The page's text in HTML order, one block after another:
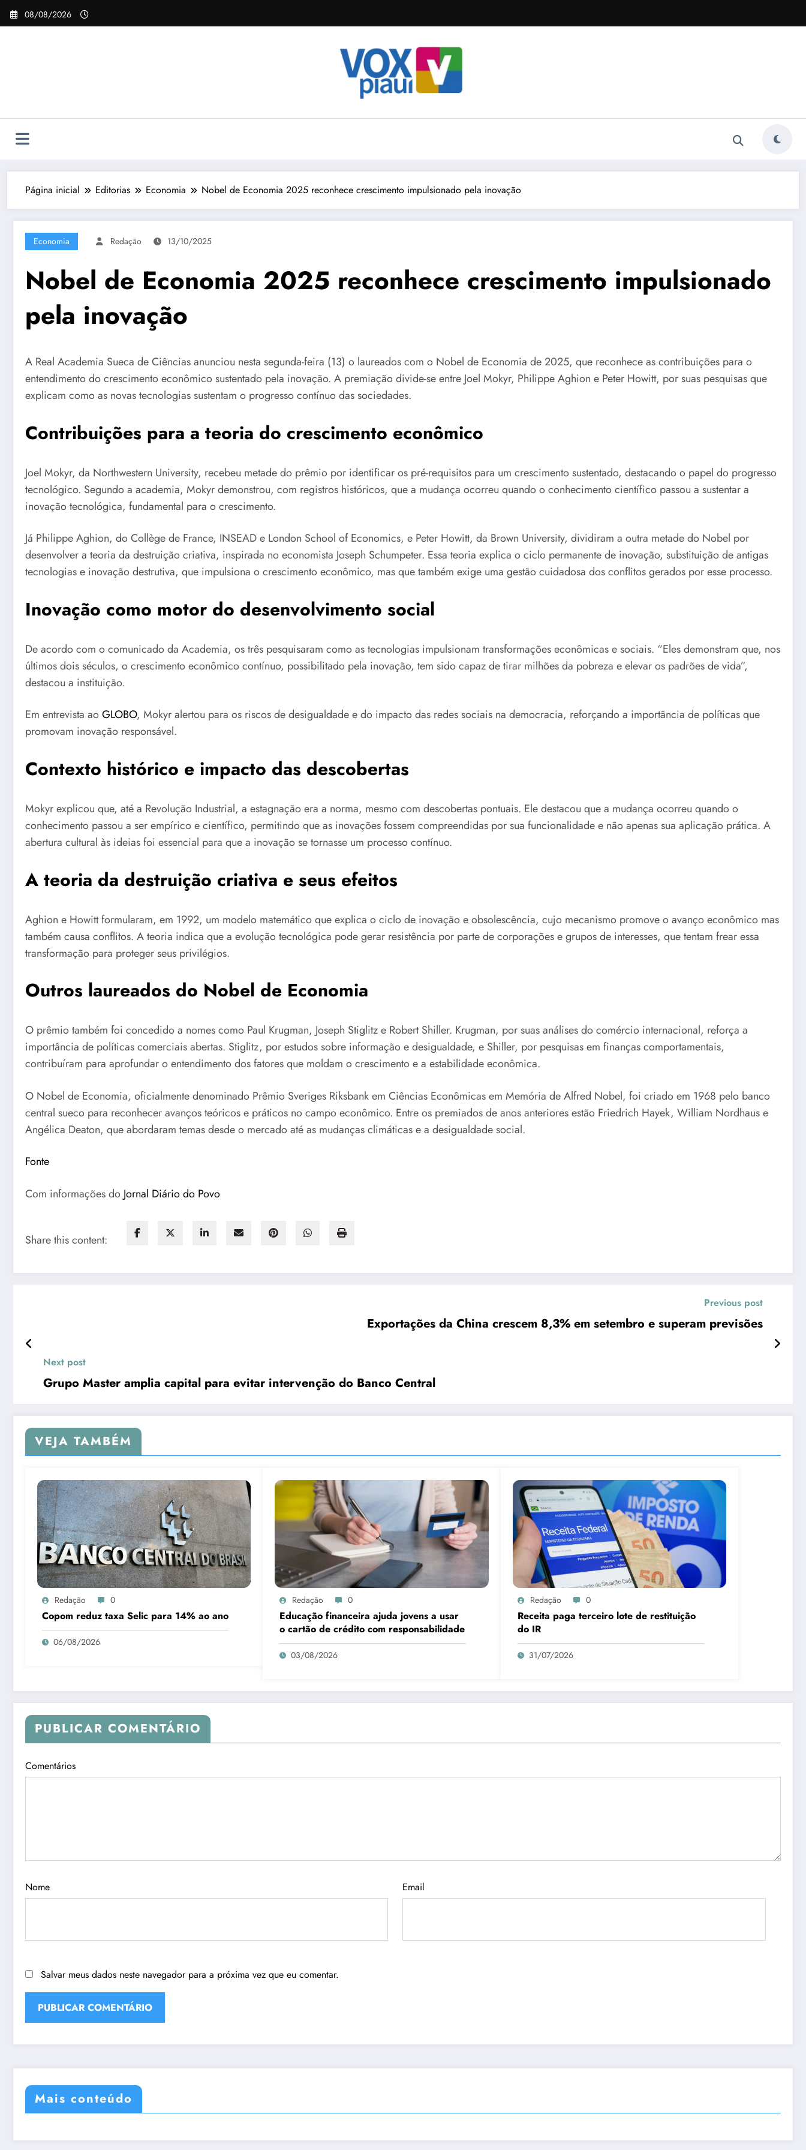
Pular
para
08/08/2026
Página inicial Editorias Economia Nobel de Economia 2025 reconhece crescimento impulsionado pela inovação
Economia Redação 13/10/2025
Nobel de Economia 2025 reconhece crescimento impulsionado
pela inovação
A Real Academia Sueca de Ciências anunciou nesta segunda-feira (13) o laureados com o Nobel de Economia de 2025, que reconhece as contribuições para o
entendimento do crescimento econômico sustentado pela inovação. A premiação divide-se entre Joel Mokyr, Philippe Aghion e Peter Howitt, por suas pesquisas que
explicam como as novas tecnologias sustentam o progresso contínuo das sociedades.
Contribuições para a teoria do crescimento econômico
Joel Mokyr, da Northwestern University, recebeu metade do prêmio por identificar os pré-requisitos para um crescimento sustentado, destacando o papel do progresso
tecnológico. Segundo a academia, Mokyr demonstrou, com registros históricos, que a mudança ocorreu quando o conhecimento científico passou a sustentar a
inovação tecnológica, fundamental para o crescimento.
Já Philippe Aghion, do Collège de France, INSEAD e London School of Economics, e Peter Howitt, da Brown University, dividiram a outra metade do Nobel por
desenvolver a teoria da destruição criativa, inspirada no economista Joseph Schumpeter. Essa teoria explica o ciclo permanente de inovação, substituição de antigas
tecnologias e inovação destrutiva, que impulsiona o crescimento econômico, mas que também exige uma gestão cuidadosa dos conflitos gerados por esse processo.
Inovação como motor do desenvolvimento social
De acordo com o comunicado da Academia, os três pesquisaram como as tecnologias impulsionam transformações econômicas e sociais. “Eles demonstram que, nos
últimos dois séculos, o crescimento econômico contínuo, possibilitado pela inovação, tem sido capaz de tirar milhões da pobreza e elevar os padrões de vida”,
destacou a instituição.
Em entrevista aoGLOBO, Mokyr alertou para os riscos de desigualdade e do impacto das redes sociais na democracia, reforçando a importância de políticas que
promovam inovação responsável.
Contexto histórico e impacto das descobertas
Mokyr explicou que, até a Revolução Industrial, a estagnação era a norma, mesmo com descobertas pontuais. Ele destacou que a mudança ocorreu quando o
conhecimento passou a ser empírico e científico, permitindo que as inovações fossem compreendidas por sua funcionalidade e não apenas sua aplicação prática. A
abertura cultural às ideias foi essencial para que a inovação se tornasse um processo contínuo.
A teoria da destruição criativa e seus efeitos
Aghion e Howitt formularam, em 1992, um modelo matemático que explica o ciclo de inovação e obsolescência, cujo mecanismo promove o avanço econômico mas
também causa conflitos. A teoria indica que a evolução tecnológica pode gerar resistência por parte de corporações e grupos de interesses, que tentam frear essa
transformação para proteger seus privilégios.
Outros laureados do Nobel de Economia
O prêmio também foi concedido a nomes como Paul Krugman, Joseph Stiglitz e Robert Shiller. Krugman, por suas análises do comércio internacional, reforça a
importância de políticas comerciais abertas. Stiglitz, por estudos sobre informação e desigualdade, e Shiller, por pesquisas em finanças comportamentais,
contribuíram para aprofundar o entendimento dos fatores que moldam o crescimento e a estabilidade econômica.
O Nobel de Economia, oficialmente denominado Prêmio Sveriges Riksbank em Ciências Econômicas em Memória de Alfred Nobel, foi criado em 1968 pelo banco
central sueco para reconhecer avanços teóricos e práticos no campo econômico. Entre os premiados de anos anteriores estão Friedrich Hayek, William Nordhaus e
Angélica Deaton, que abordaram temas desde o mercado até as mudanças climáticas e a desigualdade social.
Fonte
Com informações do Jornal Diário do Povo
Share this content:
Previous post
Exportações da China crescem 8,3% em setembro e superam previsões
Next post
Grupo Master amplia capital para evitar intervenção do Banco Central
VEJA TAMBÉM
Redação 0
Copom reduz taxa Selic para 14% ao ano
06/08/2026
Redação 0
Educação financeira ajuda jovens a usar
o cartão de crédito com responsabilidade
03/08/2026
Redação 0
Receita paga terceiro lote de restituição
do IR
31/07/2026
PUBLICAR COMENTÁRIO
Comentários
Nome Email
Salvar meus dados neste navegador para a próxima vez que eu comentar.
Mais conteúdo